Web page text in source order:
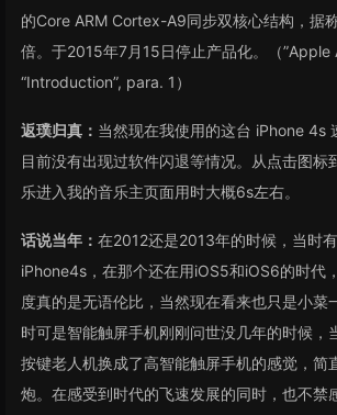
的Core ARM Cortex-A9同步双核心结构，据
倍。于2015年7月15日停止产品化。（”Apple
“Introduction”, para. 1）
返璞归真： 当然现在我使用的这台 iPhone 4s
目前没有出现过软件闪退等情况。从点击图标
乐进入我的音乐主页面用时大概6s左右。
话说当年： 在2012还是2013年的时候，当时
iPhone4s，在那个还在用iOS5和iOS6的时代
度真的是无语伦比，当然现在看来也只是小菜
时可是智能触屏手机刚刚问世没几年的时候，
按键老人机换成了高智能触屏手机的感觉，简
炮。在感受到时代的飞速发展的同时，也不禁